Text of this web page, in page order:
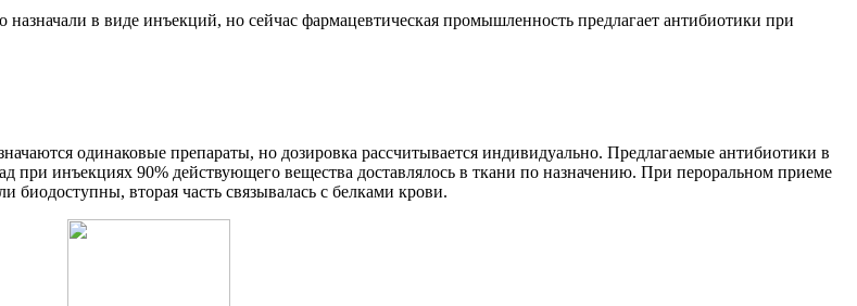
в виде инъекций, но сейчас фармацевтическая промышленность предлагает антибиотики при
одинаковые препараты, но дозировка рассчитывается индивидуально. Предлагаемые антибиотики в
при инъекциях 90% действующего вещества доставлялось в ткани по назначению. При пероральном приеме
вторая часть связывалась с белками крови.